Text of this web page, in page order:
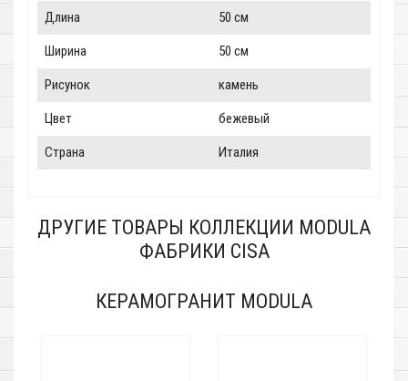
Длина 50 см
Ширина 50 см
Рисунок камень
Цвет бежевый
Страна Италия
ДРУГИЕ ТОВАРЫ КОЛЛЕКЦИИ MODULA
ФАБРИКИ CISA
КЕРАМОГРАНИТ MODULA